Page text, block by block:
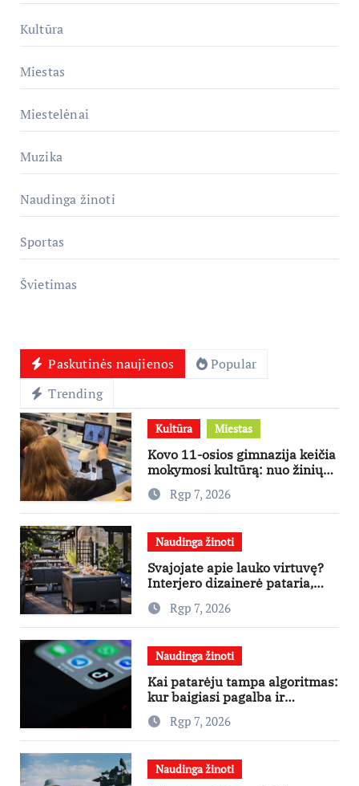
Kultūra
Miestas
Miestelėnai
Muzika
Naudinga žinoti
Sportas
Švietimas
Paskutinės naujienos
Popular
Trending
Kultūra Miestas
Kovo 11-osios gimnazija keičia
mokymosi kultūrą: nuo žinių
kaupimo – prie jų supratimo ir
taikymo
Rgp 7, 2026
Naudinga žinoti
Svajojate apie lauko virtuvę?
Interjero dizainerė pataria,
nuo ko pradėti
Rgp 7, 2026
Naudinga žinoti
Kai patarėju tampa algoritmas:
kur baigiasi pagalba ir
prasideda reklama?
Rgp 7, 2026
Naudinga žinoti